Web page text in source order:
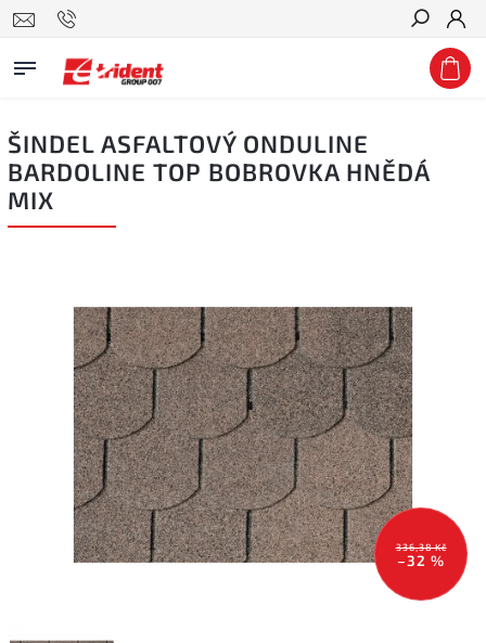
Hledat
ŠINDEL ASFALTOVÝ ONDULINE
BARDOLINE TOP BOBROVKA HNĚDÁ
MIX
336,38 Kč
–32 %